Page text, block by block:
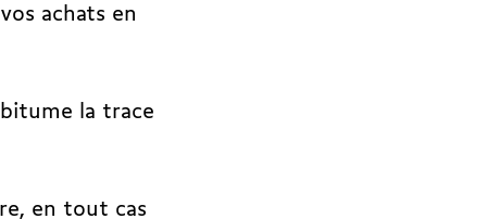
achats en
la trace
en tout cas